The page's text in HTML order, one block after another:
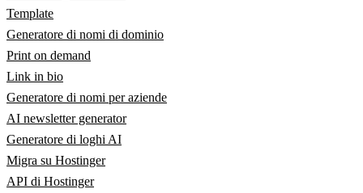
Template
Generatore di nomi di dominio
Print on demand
Link in bio
Generatore di nomi per aziende
AI newsletter generator
Generatore di loghi AI
Migra su Hostinger
API di Hostinger